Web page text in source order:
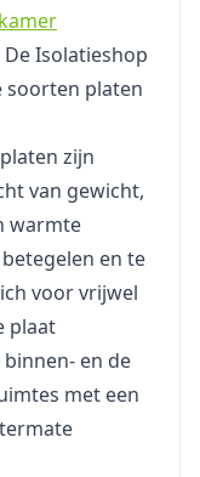
Isolatieshop
soorten platen
zijn
van gewicht,
warmte
en te
voor vrijwel
plaat
en de
met een